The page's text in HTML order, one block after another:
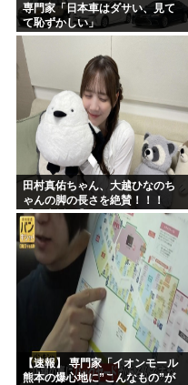
専門家「日本車はダサい、見て
て恥ずかしい」
田村真佑ちゃん、大越ひなのち
ゃんの脚の長さを絶賛！！！
【乃木坂46】
【速報】 専門家「イオンモール
熊本の爆心地に”こんなもの”が